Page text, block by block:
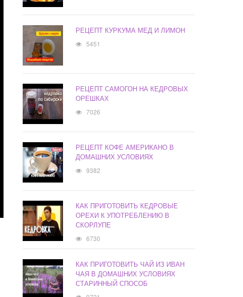
РЕЦЕПТ КУРКУМА МЕД И ЛИМОН
5451
РЕЦЕПТ САМОГОН НА КЕДРОВЫХ
ОРЕШКАХ
7026
РЕЦЕПТ КОФЕ АМЕРИКАНО В
ДОМАШНИХ УСЛОВИЯХ
9382
КАК ПРИГОТОВИТЬ КЕДРОВЫЕ
ОРЕХИ К УПОТРЕБЛЕНИЮ В
СКОРЛУПЕ
6730
КАК ПРИГОТОВИТЬ ЧАЙ ИЗ ИВАН
ЧАЯ В ДОМАШНИХ УСЛОВИЯХ
СТАРИННЫЙ СПОСОБ